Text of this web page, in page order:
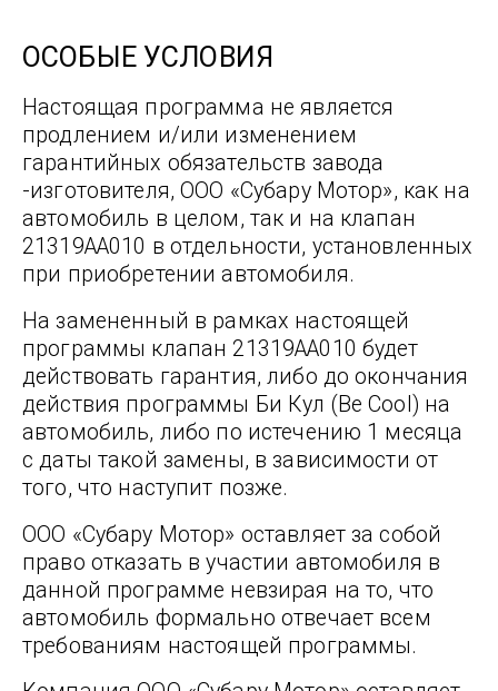
ОСОБЫЕ УСЛОВИЯ
Настоящая программа не является
продлением и/или изменением
гарантийных обязательств завода
-изготовителя, ООО «Субару Мотор», как на
автомобиль в целом, так и на клапан
21319AA010 в отдельности, установленных
при приобретении автомобиля.
На замененный в рамках настоящей
программы клапан 21319AA010 будет
действовать гарантия, либо до окончания
действия программы Би Кул (Be Cool) на
автомобиль, либо по истечению 1 месяца
с даты такой замены, в зависимости от
того, что наступит позже.
ООО «Субару Мотор» оставляет за собой
право отказать в участии автомобиля в
данной программе невзирая на то, что
автомобиль формально отвечает всем
требованиям настоящей программы.